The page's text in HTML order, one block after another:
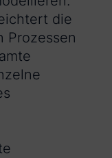
die
Prozessen